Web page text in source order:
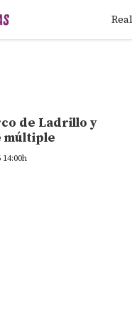
de Ladrillo y
múltiple